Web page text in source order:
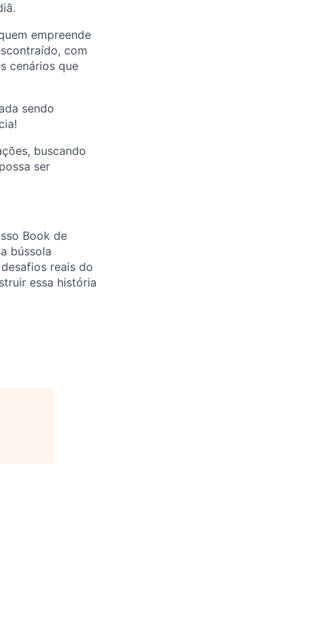
empreende
com
cenários que
sendo
buscando
ser
Book de
bússola
reais do
essa história